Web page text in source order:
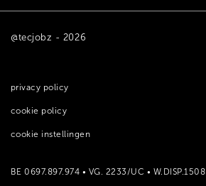
@tecjobz - 2026
privacy policy
cookie policy
cookie instellingen
BE 0697.897.974 • VG. 2233/UC • W.DISP.1508